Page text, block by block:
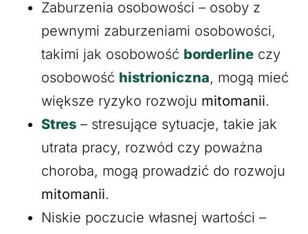
Zaburzenia osobowości – osoby z
pewnymi zaburzeniami osobowości,
takimi jak osobowość borderline czy
osobowość histrioniczna, mogą mieć
większe ryzyko rozwoju mitomanii.
Stres – stresujące sytuacje, takie jak
utrata pracy, rozwód czy poważna
choroba, mogą prowadzić do rozwoju
mitomanii.
Niskie poczucie własnej wartości –